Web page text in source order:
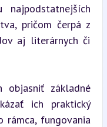
pričom čerpá z
aj literárnych či
objasniť základné
ich praktický
rámca, fungovania